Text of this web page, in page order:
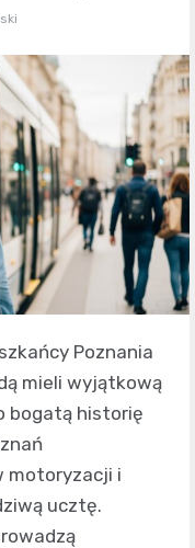
Poznania
mieli wyjątkową
bogatą historię
motoryzacji i
ucztę.